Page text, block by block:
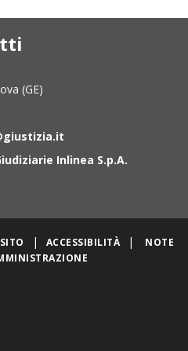
(GE)
Inlinea S.p.A.
| ACCESSIBILITÀ |
NOTE